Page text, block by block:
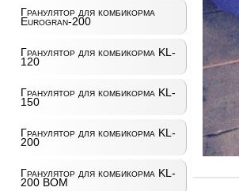
Гранулятор для комбикорма
Eurogran-200
Гранулятор для комбикорма KL-
120
Гранулятор для комбикорма KL-
150
Гранулятор для комбикорма KL-
200
Гранулятор для комбикорма KL-
200 ВОМ